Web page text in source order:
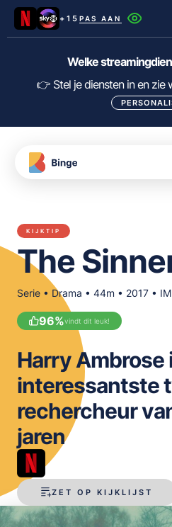
+15 PAS AAN
Netflix
Disney+
Viaplay
FILTER FILMS EN SERIES OP
DIENSTEN
ALLES/NIETS
Welke
👉 Stel je diensten in en zie
Download
Binge
App
KIJKTIP
The
Serie • Drama • 44m • 2017 •
96%vindt dit leuk!
ZET OP KIJKLIJST
Harry Ambrose
interessantste
rechercheur
jaren